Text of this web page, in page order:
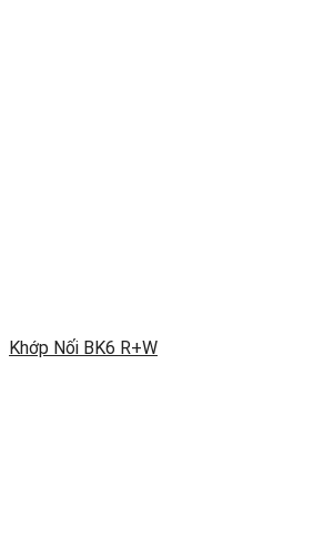
Khớp Nối BK6 R+W